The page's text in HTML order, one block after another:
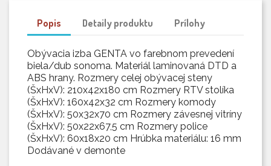
Popis Detaily produktu Prílohy
Obývacia izba GENTA vo farebnom prevedení
biela/dub sonoma. Materiál laminovaná DTD a
ABS hrany. Rozmery celej obývacej steny
(ŠxHxV): 210x42x180 cm Rozmery RTV stolíka
(ŠxHxV): 160x42x32 cm Rozmery komody
(ŠxHxV): 50x32x70 cm Rozmery závesnej vitríny
(ŠxHxV): 50x22x67,5 cm Rozmery police
(ŠxHxV): 60x18x20 cm Hrúbka materiálu: 16 mm
Dodávané v demonte